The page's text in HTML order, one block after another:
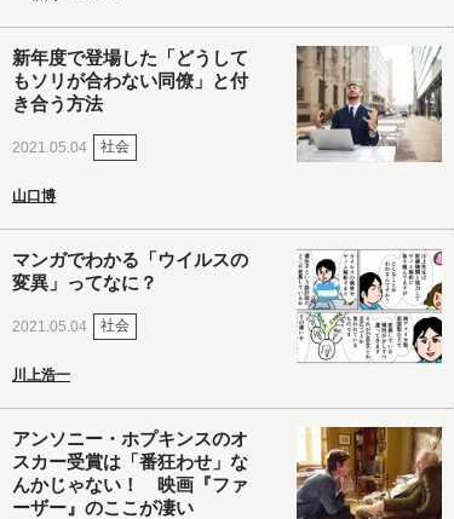
新年度で登場した「どうして
もソリが合わない同僚」と付
き合う方法
2021.05.04 社会
山口博
マンガでわかる「ウイルスの
変異」ってなに？
2021.05.04 社会
川上浩一
アンソニー・ホプキンスのオ
スカー受賞は「番狂わせ」な
んかじゃない！ 映画『ファ
ーザー』のここが凄い